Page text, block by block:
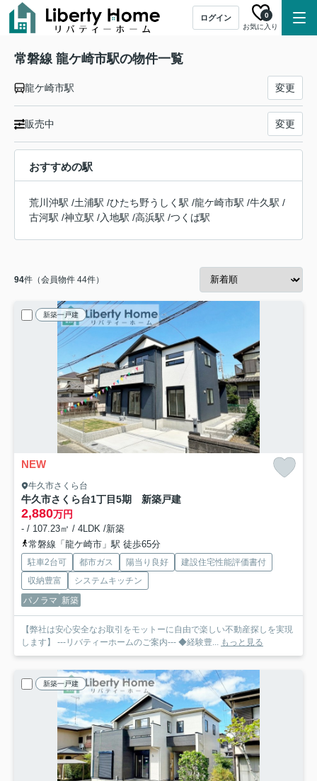
ログイン
お気に入り
0
常磐線 龍ケ崎市駅の物件一覧
龍ケ崎市駅 変更
販売中 変更
おすすめの駅
荒川沖駅 /土浦駅 /ひたち野うしく駅 /龍ケ崎市駅 /牛久駅 /
古河駅 /神立駅 /入地駅 /高浜駅 /つくば駅
94件（会員物件 44件）
新築一戸建
NEW
牛久市さくら台
牛久市さくら台1丁目5期 新築戸建
2,880万円
- / 107.23㎡ / 4LDK /新築
常磐線「龍ケ崎市」駅 徒歩65分
駐車2台可 都市ガス 陽当り良好
建設住宅性能評価書付
収納豊富
システムキッチン
パノラマ 新築
【弊社は安心安全なお取引をモットーに自由で楽しい不動産探しを実現
します】 ---リバティーホームのご案内--- ◆経験豊... もっと見る
新築一戸建